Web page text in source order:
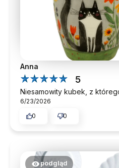
Anna
5
Niesamowity kubek, z
6/23/2026
0
0
podgląd